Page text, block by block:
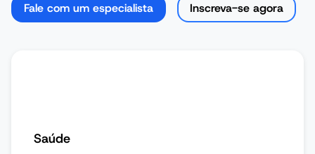
Fale com um especialista Inscreva-se agora
Saúde